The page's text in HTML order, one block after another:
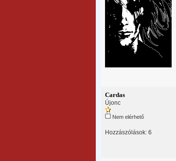
Cardas
Újonc
Nem elérhető
Hozzászólások: 6